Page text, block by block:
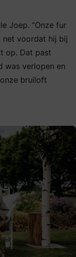
Joep. “Onze fur
net voordat hij bij
op. Dat past
was verlopen en
bruiloft